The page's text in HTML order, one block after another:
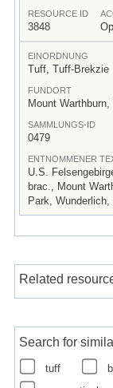
RESOURCE ID
3848
EINORDNUNG
Tuff, Tuff-Brekzie
FUNDORT
Mount
SAMMLUNGS-ID
0479
ENTNOMMENER
U.S.
brac., Mount
Park,
Related
Search for
tuff